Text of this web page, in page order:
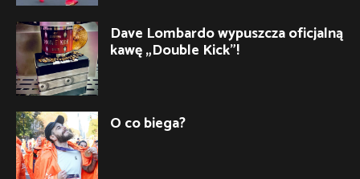
Dave Lombardo wypuszcza oficjalną
kawę „Double Kick”!
O co biega?